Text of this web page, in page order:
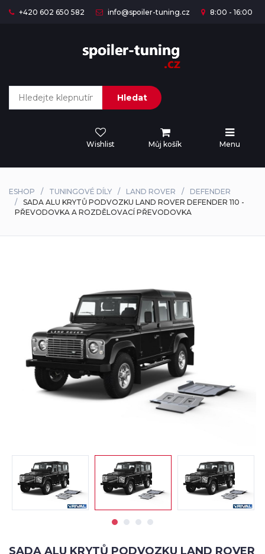
+420 602 650 582 info@spoiler-tuning.cz 8:00 - 16:00
Hledat
Wishlist Můj košík Menu
ESHOP TUNINGOVÉ DÍLY LAND ROVER
DEFENDER
SADA ALU KRYTŮ PODVOZKU LAND ROVER DEFENDER 110 -
PŘEVODOVKA A ROZDĚLOVACÍ PŘEVODOVKA
SADA ALU KRYTŮ PODVOZKU LAND ROVER